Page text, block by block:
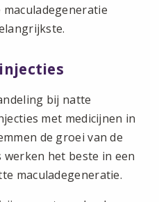
bij natte
met medicijnen in
de groei van de
werken het beste in een
maculadegeneratie.